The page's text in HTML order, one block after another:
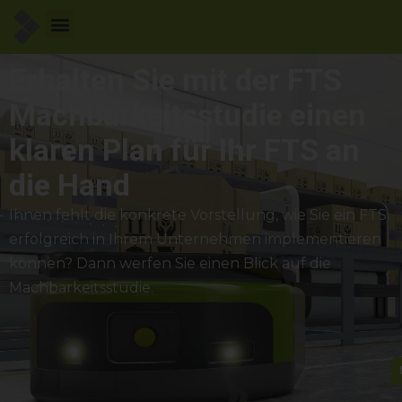
Machbarkeitsstudie einen
klaren Plan für Ihr FTS an
die Hand
Ihnen fehlt die konkrete Vorstellung, wie Sie ein FTS
erfolgreich in Ihrem Unternehmen implementieren
können? Dann werfen Sie einen Blick auf die
Machbarkeitsstudie.